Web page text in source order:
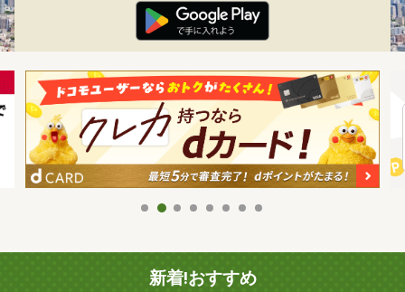
新着!おすすめ